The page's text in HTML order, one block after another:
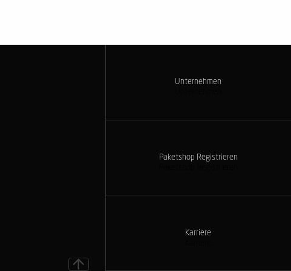
Unternehmen
Paketshop Registrieren
Karriere